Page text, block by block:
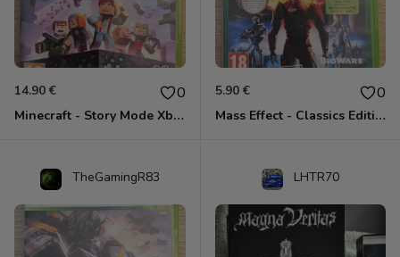
14.90 € 0
Minecraft - Story Mode Xbox 360
5.90 € 0
Mass Effect - Classics Edition Xbox 360
TheGamingR83 LHTR70